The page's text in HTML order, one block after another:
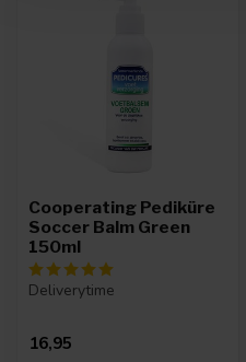
Cooperating Pediküre
Soccer Balm Green
150ml
Deliverytime
16,95